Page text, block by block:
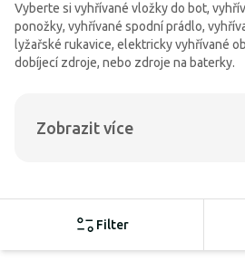
Vyberte si vyhřívané vložky do bot,
ponožky, vyhřívané spodní prádlo,
lyžařské rukavice, elektricky vyhřívané
dobíjecí zdroje, nebo zdroje na baterky.
Zobrazit více
Filter